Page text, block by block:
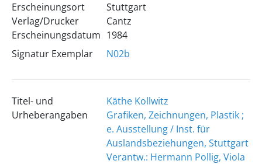
Erscheinungsort
Verlag/Drucker
Erscheinungsdatum
Stuttgart
Cantz
1984
Signatur Exemplar
N02b
Titel- und
Urheberangaben
Käthe Kollwitz
Grafiken, Zeichnungen, Plastik ;
e. Ausstellung / Inst. für
Auslandsbeziehungen, Stuttgart
Verantw.: Hermann Pollig, Viola